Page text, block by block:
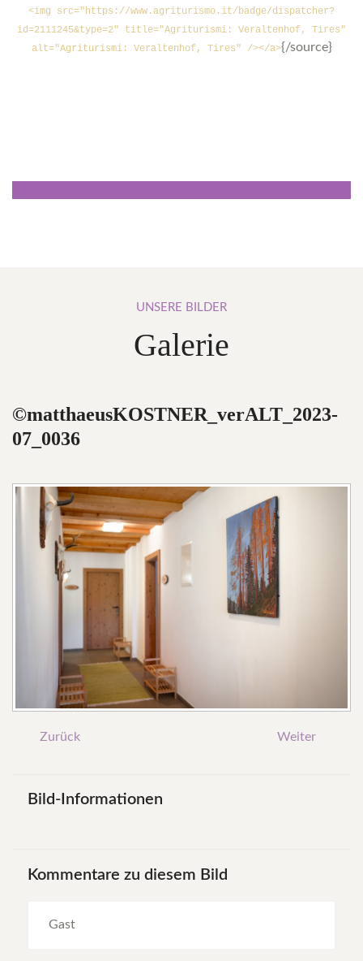
<img src="https://www.agriturismo.it/badge/dispatcher?
id=2111245&type=2" title="Agriturismi: Veraltenhof, Tires"
alt="Agriturismi: Veraltenhof, Tires" /></a>{/source}
UNSERE BILDER
Galerie
©matthaeusKOSTNER_verALT_2023-
07_0036
Zurück Weiter
Bild-Informationen
Kommentare zu diesem Bild